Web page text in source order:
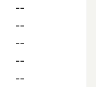
--
--
--
--
--